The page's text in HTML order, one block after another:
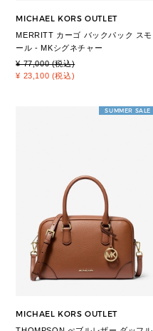
MICHAEL KORS OUTLET
MERRITT カーゴ バックパック スモ
ール - MKシグネチャー
¥ 77,000 (税込)
¥ 23,100 (税込)
SUMMER SALE
MICHAEL KORS OUTLET